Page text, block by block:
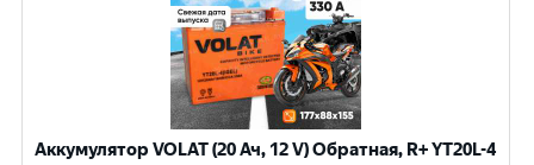
Аккумулятор VOLAT (20 Ач, 12 V) Обратная, R+ YT20L-4